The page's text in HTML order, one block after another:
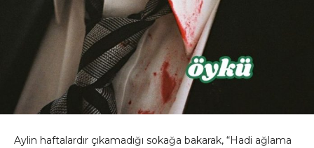
Aylin haftalardır çıkamadığı sokağa bakarak, “Hadi ağlama